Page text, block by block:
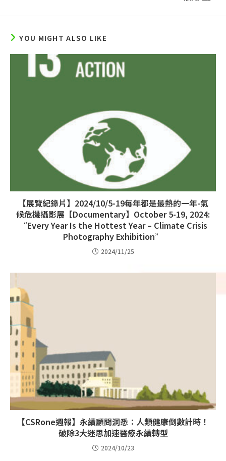
YOU MIGHT ALSO LIKE
【展覽紀錄片】2024/10/5-19每年都是最熱的一年-氣
候危機攝影展【Documentary】October 5-19, 2024:
“Every Year Is the Hottest Year – Climate Crisis
Photography Exhibition”
2024/11/25
【CSRone週報】永續顧問洞悉：人類健康倒數計時！
破除3大迷思加速醫療永續轉型
2024/10/23